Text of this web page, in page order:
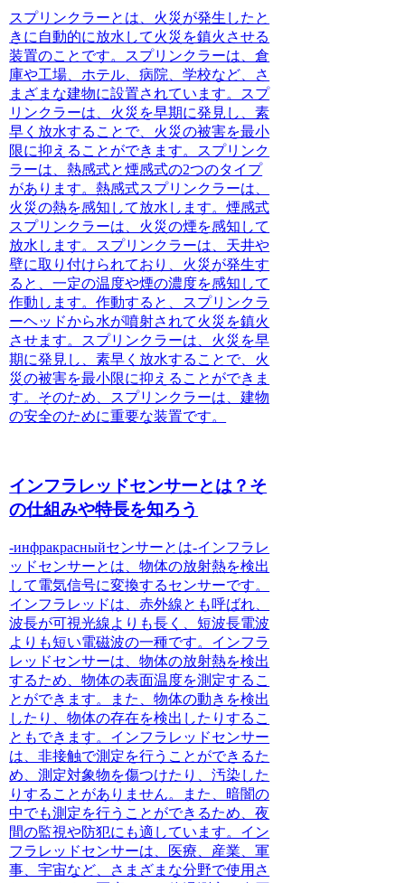
スプリンクラーとは、火災が発生したと
きに自動的に放水して火災を鎮火させる
装置のことです。スプリンクラーは、倉
庫や工場、ホテル、病院、学校など、さ
まざまな建物に設置されています。スプ
リンクラーは、火災を早期に発見し、素
早く放水することで、火災の被害を最小
限に抑えることができます。スプリンク
ラーは、熱感式と煙感式の2つのタイプ
があります。熱感式スプリンクラーは、
火災の熱を感知して放水します。煙感式
スプリンクラーは、火災の煙を感知して
放水します。スプリンクラーは、天井や
壁に取り付けられており、火災が発生す
ると、一定の温度や煙の濃度を感知して
作動します。作動すると、スプリンクラ
ーヘッドから水が噴射されて火災を鎮火
させます。スプリンクラーは、火災を早
期に発見し、素早く放水することで、火
災の被害を最小限に抑えることができま
す。そのため、スプリンクラーは、建物
の安全のために重要な装置です。
インフラレッドセンサーとは？そ
の仕組みや特長を知ろう
-инфракрасныйセンサーとは-インフラレ
ッドセンサーとは 、物体の放射熱を検出
して電気信号に変換するセンサーです。
インフラレッドは、赤外線とも呼ばれ、
波長が可視光線よりも長く、短波長電波
よりも短い電磁波の一種です。インフラ
レッドセンサーは、物体の放射熱を検出
するため、物体の表面温度を測定するこ
とができます。また、物体の動きを検出
したり、物体の存在を検出したりするこ
ともできます。インフラレッドセンサー
は、非接触で測定を行うことができるた
め、測定対象物を傷つけたり、汚染した
りすることがありません。また、暗闇の
中でも測定を行うことができるため、夜
間の監視や防犯にも適しています。イン
フラレッドセンサーは、医療、産業、軍
事、宇宙など、さまざまな分野で使用さ